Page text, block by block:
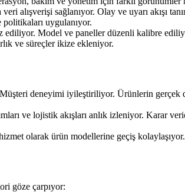
alışverişi sağlanıyor. Olay ve uyarı akışı
uygulanıyor.
ediliyor. Model ve paneller düzenli kalibre
ve süreçler ikize ekleniyor.
deneyimi iyileştiriliyor. Ürünlerin gerçek
ve lojistik akışları anlık izleniyor. Karar
olarak ürün modellerine geçiş
göze çarpıyor: